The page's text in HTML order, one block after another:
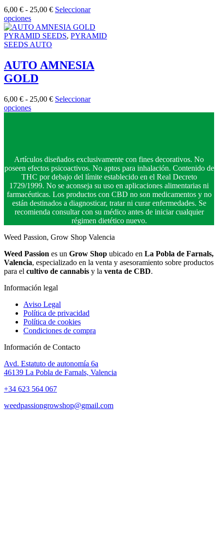
pueden
elegir
en
la
página
producto
6,00 € - 25,00 €Rango
precios:
desde
25,00 €
Seleccionar
opcionesEste
producto
tiene
múltiples
Las
opciones
se
elegir
en
la
PYRAMID SEEDS, PYRAMID
SEEDS AUTO
AUTO AMNESIA
GOLD
6,00 € - 25,00 €Rango
Seleccionar
opcionesEste
opciones
se
pueden
elegir
en
la
página
Artículos diseñados exclusivamente con fines decorativos. No
poseen efectos psicoactivos. No aptos para inhalación. Contenido de
THC por debajo del límite establecido en el Real Decreto
1729/1999. No se aconseja su uso en aplicaciones alimentarias ni
farmacéuticas. Los productos con CBD no son medicamentos y no
están destinados a diagnosticar, tratar ni curar enfermedades. Se
recomienda consultar con su médico antes de iniciar cualquier
régimen dietético nuevo.
Weed Passion, Grow Shop Valencia
Weed Passion es un Grow Shop ubicado en La Pobla de Farnals,
Valencia, especializado en la venta y asesoramiento sobre productos
para el cultivo de cannabis y la venta de CBD.
Información legal
Aviso Legal
Política de privacidad
Política de cookies
Condiciones de compra
Información de Contacto
Avd. Estatuto de autonomía 6a
46139 La Pobla de Farnals, Valencia
+34 623 564 067
weedpassiongrowshop@gmail.com